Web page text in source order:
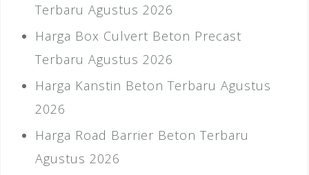
Terbaru Agustus 2026
Harga Box Culvert Beton Precast
Terbaru Agustus 2026
Harga Kanstin Beton Terbaru Agustus
2026
Harga Road Barrier Beton Terbaru
Agustus 2026